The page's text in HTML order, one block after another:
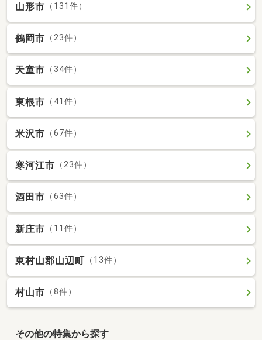
山形市 （131件）
鶴岡市 （23件）
天童市 （34件）
東根市 （41件）
米沢市 （67件）
寒河江市 （23件）
酒田市 （63件）
新庄市 （11件）
東村山郡山辺町 （13件）
村山市 （8件）
その他の特集から探す